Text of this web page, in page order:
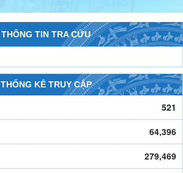
THÔNG TIN TRA CỨU
THỐNG KÊ TRUY CẬP
521
64,396
279,469